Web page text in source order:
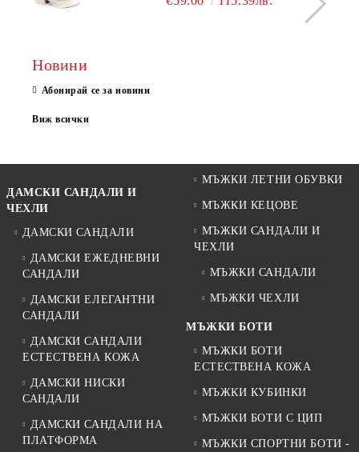
Новини
Абонирай се за новини
Виж всички
ДАМСКИ САНДАЛИ И
ЧЕХЛИ
ДАМСКИ САНДАЛИ
ДАМСКИ ЕЖЕДНЕВНИ
САНДАЛИ
ДАМСКИ ЕЛЕГАНТНИ
САНДАЛИ
ДАМСКИ САНДАЛИ
ЕСТЕСТВЕНА КОЖА
ДАМСКИ НИСКИ
САНДАЛИ
ДАМСКИ САНДАЛИ НА
ПЛАТФОРМА
МЪЖКИ ЛЕТНИ ОБУВКИ
МЪЖКИ КЕЦОВЕ
МЪЖКИ САНДАЛИ И
ЧЕХЛИ
МЪЖКИ САНДАЛИ
МЪЖКИ ЧЕХЛИ
МЪЖКИ БОТИ
МЪЖКИ БОТИ
ЕСТЕСТВЕНА КОЖА
МЪЖКИ КУБИНКИ
МЪЖКИ БОТИ С ЦИП
МЪЖКИ СПОРТНИ БОТИ -